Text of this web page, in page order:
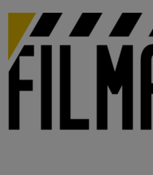
para
conteúdo